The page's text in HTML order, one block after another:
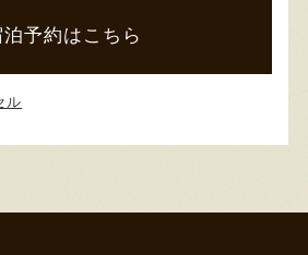
泊予約はこちら
ル